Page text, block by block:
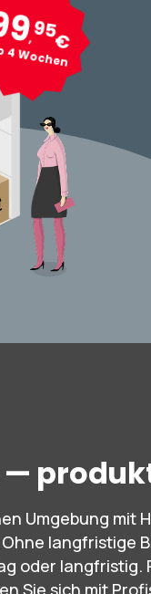
,95€
4 Wochen
Umgebung mit
langfristige
oder langfristig.
Sie sich mit